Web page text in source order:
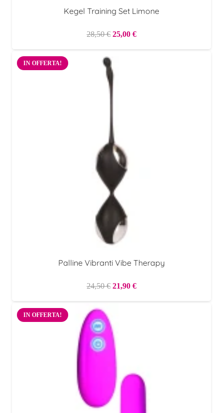
Kegel Training Set Limone
28,50€ Il
prezzo
era:
25,00 €Il
prezzo
IN OFFERTA!
Palline Vibranti Vibe Therapy
24,50€ Il
prezzo
era:
24,50 €.
21,90 €Il
prezzo
IN OFFERTA!